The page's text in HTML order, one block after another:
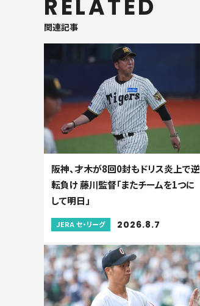
RELATED
関連記事
阪神、才木が8回0封もドリス炎上で逆
転負け 藤川監督「またチームを1つに
して明日」
JERA セ・リーグ 2026.8.7